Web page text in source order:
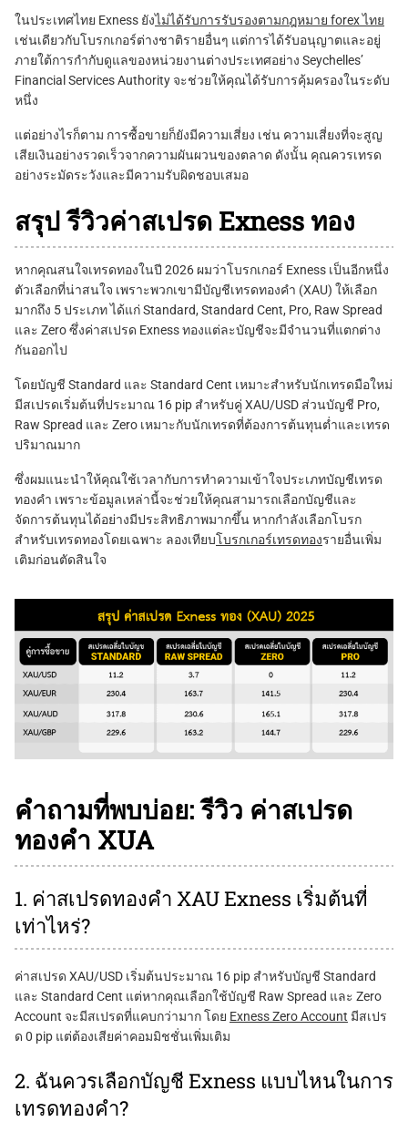
ในประเทศไทย Exness ยังไม่ได้รับการรับรองตามกฎหมาย forex ไทย
เช่นเดียวกับโบรกเกอร์ต่างชาติรายอื่นๆ แต่การได้รับอนุญาตและอยู่
ภายใต้การกำกับดูแลของหน่วยงานต่างประเทศอย่าง Seychelles’
Financial Services Authority จะช่วยให้คุณได้รับการคุ้มครองในระดับ
หนึ่ง
แต่อย่างไรก็ตาม การซื้อขายก็ยังมีความเสี่ยง เช่น ความเสี่ยงที่จะสูญ
เสียเงินอย่างรวดเร็วจากความผันผวนของตลาด ดังนั้น คุณควรเทรด
อย่างระมัดระวังและมีความรับผิดชอบเสมอ
สรุป รีวิวค่าสเปรด Exness ทอง
หากคุณสนใจเทรดทองในปี 2026 ผมว่าโบรกเกอร์ Exness เป็นอีกหนึ่ง
ตัวเลือกที่น่าสนใจ เพราะพวกเขามีบัญชีเทรดทองคำ (XAU) ให้เลือก
มากถึง 5 ประเภท ได้แก่ Standard, Standard Cent, Pro, Raw Spread
และ Zero ซึ่งค่าสเปรด Exness ทองแต่ละบัญชีจะมีจำนวนที่แตกต่าง
กันออกไป
โดยบัญชี Standard และ Standard Cent เหมาะสำหรับนักเทรดมือใหม่
มีสเปรดเริ่มต้นที่ประมาณ 16 pip สำหรับคู่ XAU/USD ส่วนบัญชี Pro,
Raw Spread และ Zero เหมาะกับนักเทรดที่ต้องการต้นทุนต่ำและเทรด
ปริมาณมาก
ซึ่งผมแนะนำให้คุณใช้เวลากับการทำความเข้าใจประเภทบัญชีเทรด
ทองคำ เพราะข้อมูลเหล่านี้จะช่วยให้คุณสามารถเลือกบัญชีและ
จัดการต้นทุนได้อย่างมีประสิทธิภาพมากขึ้น หากกำลังเลือกโบรก
สำหรับเทรดทองโดยเฉพาะ ลองเทียบโบรกเกอร์เทรดทองรายอื่นเพิ่ม
เติมก่อนตัดสินใจ
คำถามที่พบบ่อย: รีวิว ค่าสเปรด
ทองคำ XUA
1. ค่าสเปรดทองคำ XAU Exness เริ่มต้นที่
เท่าไหร่?
ค่าสเปรด XAU/USD เริ่มต้นประมาณ 16 pip สำหรับบัญชี Standard
และ Standard Cent แต่หากคุณเลือกใช้บัญชี Raw Spread และ Zero
Account จะมีสเปรดที่แคบกว่ามาก โดย Exness Zero Account มีสเปร
ด 0 pip แต่ต้องเสียค่าคอมมิชชั่นเพิ่มเติม
2. ฉันควรเลือกบัญชี Exness แบบไหนในการ
เทรดทองคำ?